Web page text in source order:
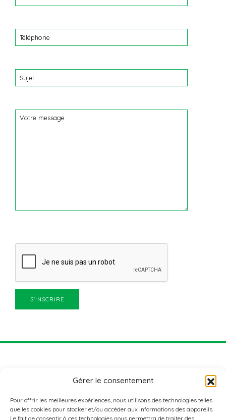
Gérer le consentement
Pour offrir les meilleures expériences, nous utilisons des technologies telles
que les cookies pour stocker et/ou accéder aux informations des appareils.
Le fait de consentir à ces technologies nous permettra de traiter des